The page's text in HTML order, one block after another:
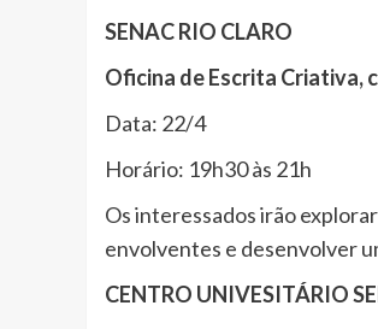
SENAC RIO CLARO
Oficina de Escrita Criativa,
Data: 22/4
Horário: 19h30 às 21h
Os interessados irão
envolventes e desenvolver
CENTRO UNIVESITÁRIO